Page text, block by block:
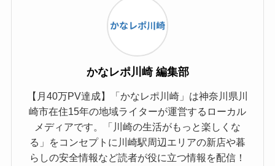
かなレポ川崎 編集部
【月40万PV達成】「かなレポ川崎」は神奈川県川
崎市在住15年の地域ライターが運営するローカル
メディアです。「川崎の生活がもっと楽しくな
る」をコンセプトに川崎駅周辺エリアの新店や暮
らしの安全情報など読者が役に立つ情報を配信！